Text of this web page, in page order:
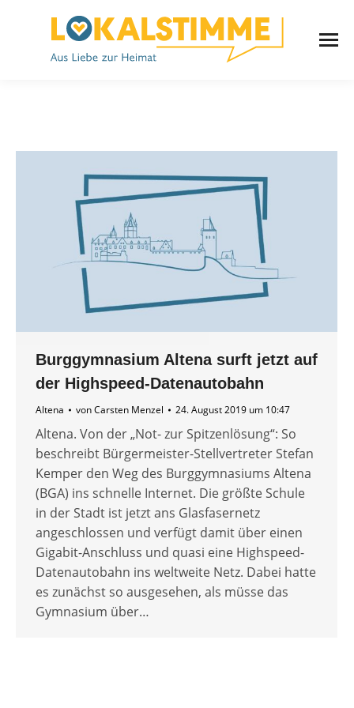
Burggymnasium Altena surft jetzt auf
der Highspeed-Datenautobahn
Altena vonCarsten Menzel 24. August 2019 um 10:47
Altena. Von der „Not- zur Spitzenlösung“: So
beschreibt Bürgermeister-Stellvertreter Stefan
Kemper den Weg des Burggymnasiums Altena
(BGA) ins schnelle Internet. Die größte Schule
in der Stadt ist jetzt ans Glasfasernetz
angeschlossen und verfügt damit über einen
Gigabit-Anschluss und quasi eine Highspeed-
Datenautobahn ins weltweite Netz. Dabei hatte
es zunächst so ausgesehen, als müsse das
Gymnasium über…